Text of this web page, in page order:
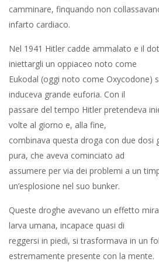
camminare, finquando non
infarto cardiaco.
Nel 1941 Hitler cadde ammalato e il
iniettargli un oppiaceo noto come
Eukodal (oggi noto come Oxycodone)
induceva grande euforia. Con il
passare del tempo Hitler pretendeva
volte al giorno e, alla fine,
combinava questa droga con due dosi
pura, che aveva cominciato ad
assumere per via dei problemi a un
un’esplosione nel suo bunker.
Queste droghe avevano un effetto
larva umana, incapace quasi di
reggersi in piedi, si trasformava in un
estremamente presente con la mente.